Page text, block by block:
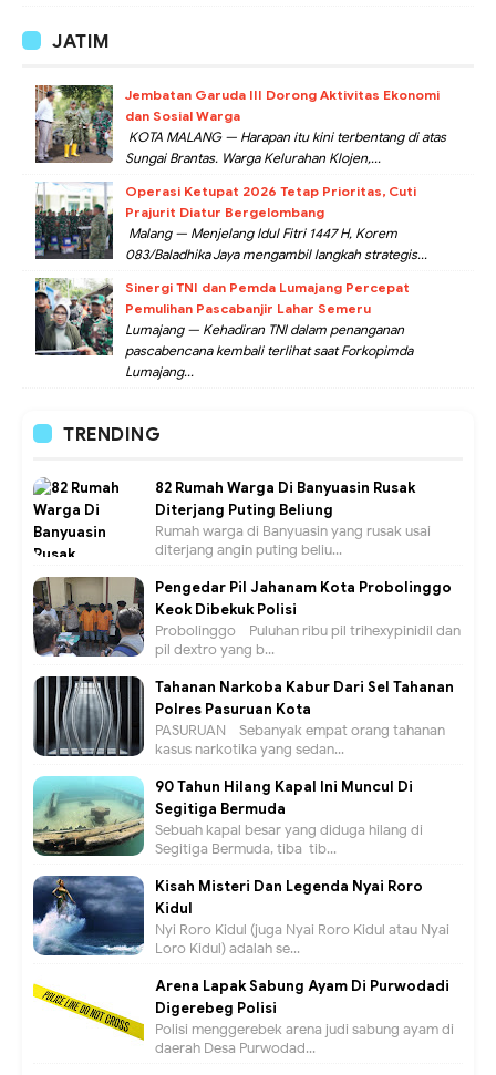
JATIM
Jembatan Garuda III Dorong Aktivitas Ekonomi
dan Sosial Warga
KOTA MALANG — Harapan itu kini terbentang di atas
Sungai Brantas. Warga Kelurahan Klojen,...
Operasi Ketupat 2026 Tetap Prioritas, Cuti
Prajurit Diatur Bergelombang
Malang — Menjelang Idul Fitri 1447 H, Korem
083/Baladhika Jaya mengambil langkah strategis...
Sinergi TNI dan Pemda Lumajang Percepat
Pemulihan Pascabanjir Lahar Semeru
Lumajang — Kehadiran TNI dalam penanganan
pascabencana kembali terlihat saat Forkopimda
Lumajang...
TRENDING
82 Rumah Warga Di Banyuasin Rusak
Diterjang Puting Beliung
Rumah warga di Banyuasin yang rusak usai
diterjang angin puting beliu...
Pengedar Pil Jahanam Kota Probolinggo
Keok Dibekuk Polisi
Probolinggo - Puluhan ribu pil trihexypinidil dan
pil dextro yang b...
Tahanan Narkoba Kabur Dari Sel Tahanan
Polres Pasuruan Kota
PASURUAN - Sebanyak empat orang tahanan
kasus narkotika yang sedan...
90 Tahun Hilang Kapal Ini Muncul Di
Segitiga Bermuda
Sebuah kapal besar yang diduga hilang di
Segitiga Bermuda, tiba-tib...
Kisah Misteri Dan Legenda Nyai Roro
Kidul
Nyi Roro Kidul (juga Nyai Roro Kidul atau Nyai
Loro Kidul) adalah se...
Arena Lapak Sabung Ayam Di Purwodadi
Digerebeg Polisi
Polisi menggerebek arena judi sabung ayam di
daerah Desa Purwodad...